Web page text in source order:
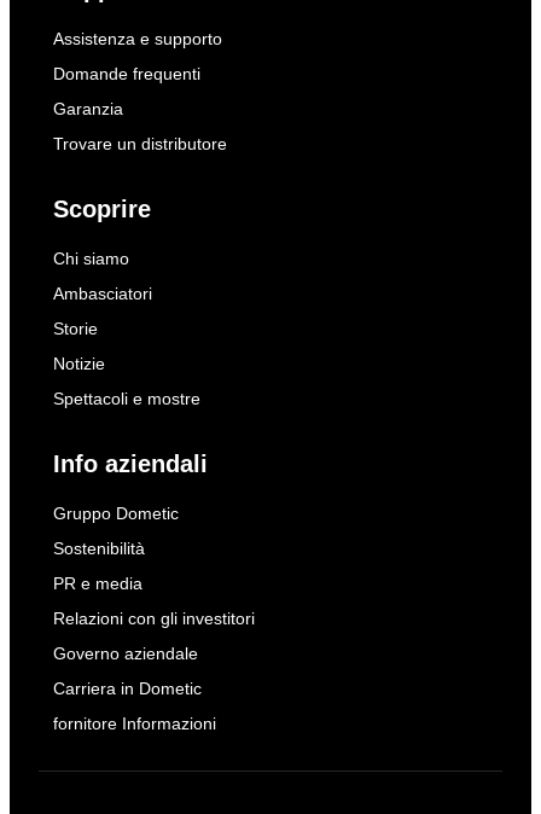
Assistenza e supporto
Domande frequenti
Garanzia
Trovare un distributore
Scoprire
Chi siamo
Ambasciatori
Storie
Notizie
Spettacoli e mostre
Info aziendali
Gruppo Dometic
Sostenibilità
PR e media
Relazioni con gli investitori
Governo aziendale
Carriera in Dometic
fornitore Informazioni